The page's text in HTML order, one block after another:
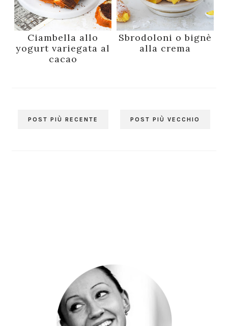
Ciambella allo
yogurt variegata al
cacao
Sbrodoloni o bignè
alla crema
POST PIÙ RECENTE POST PIÙ VECCHIO